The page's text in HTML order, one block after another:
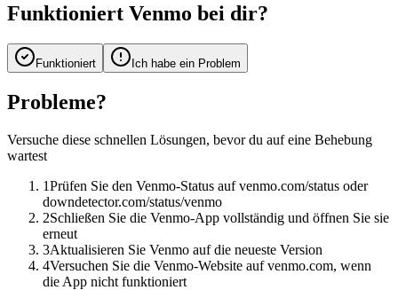
Funktioniert Venmo bei dir?
Funktioniert Ich habe ein Problem
Probleme?
Versuche diese schnellen Lösungen, bevor du auf eine Behebung
wartest
1Prüfen Sie den Venmo-Status auf venmo.com/status oder
downdetector.com/status/venmo
2Schließen Sie die Venmo-App vollständig und öffnen Sie sie
erneut
3Aktualisieren Sie Venmo auf die neueste Version
4Versuchen Sie die Venmo-Website auf venmo.com, wenn
die App nicht funktioniert